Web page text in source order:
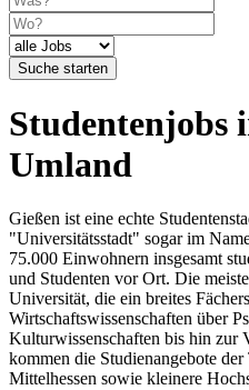
Suche starten
Studentenjobs
Umland
Gießen ist eine echte
"Universitätsstadt" sogar im
75.000 Einwohnern insgesamt
und Studenten vor Ort. Die
Universität, die ein breites
Wirtschaftswissenschaften über
Kulturwissenschaften bis hin zur
kommen die Studienangebote
Mittelhessen sowie kleinere